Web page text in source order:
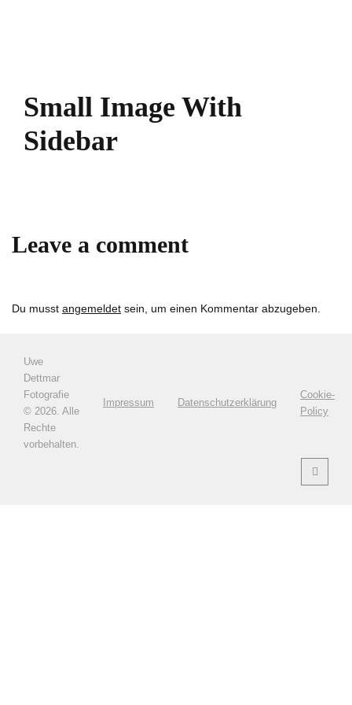
Small Image With
Sidebar
Leave a comment
Du musst angemeldet sein, um einen Kommentar abzugeben.
Uwe
Dettmar
Fotografie
© 2026. Alle
Rechte
vorbehalten.
Impressum Datenschutzerklärung
Cookie-
Policy